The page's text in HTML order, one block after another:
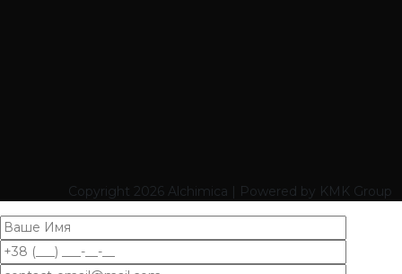
Copyright 2026 Alchimica | Powered by KMK Group